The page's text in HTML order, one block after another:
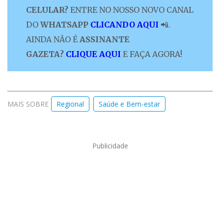
CELULAR? ENTRE NO NOSSO NOVO CANAL
DO WHATSAPP CLICANDO AQUI 📲.
AINDA NÃO É ASSINANTE
GAZETA? CLIQUE AQUI E FAÇA AGORA!
MAIS SOBRE Regional Saúde e Bem-estar
Publicidade